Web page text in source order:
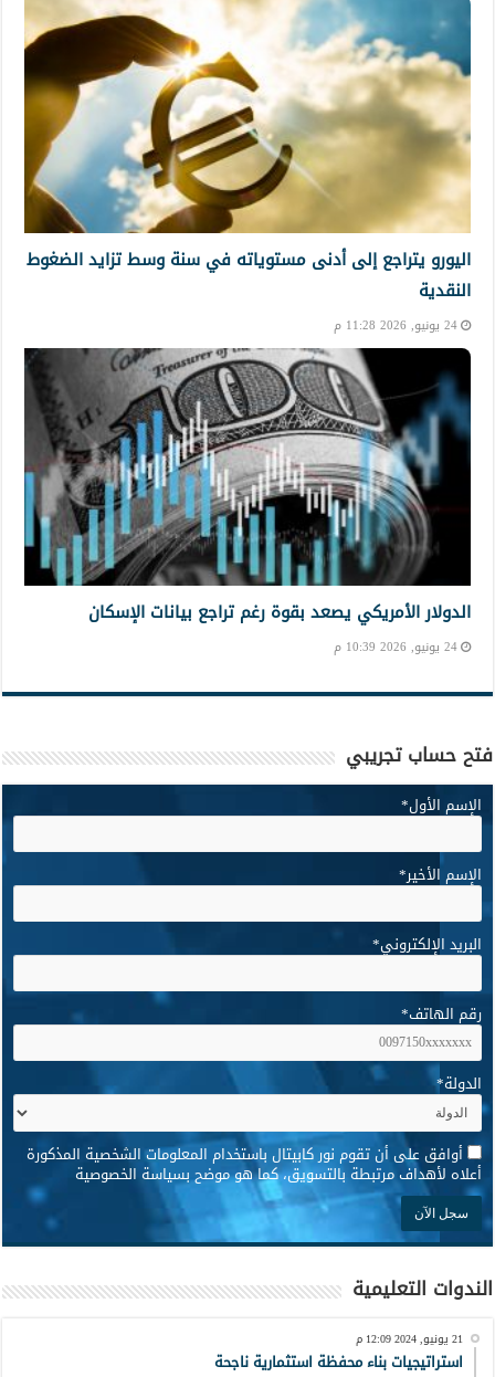
اليورو يتراجع إلى أدنى مستوياته في سنة وسط تزايد الضغوط
النقدية
24 يونيو, 2026 11:28 م
الدولار الأمريكي يصعد بقوة رغم تراجع بيانات الإسكان
24 يونيو, 2026 10:39 م
فتح حساب تجريبي
الإسم الأول*
الإسم الأخير*
البريد الإلكتروني*
رقم الهاتف*
الدولة*
* أوافق على أن تقوم نور كابيتال باستخدام المعلومات الشخصية المذكورة
أعلاه لأهداف مرتبطة بالتسويق، كما هو موضح بسياسة الخصوصية
الندوات التعليمية
21 يونيو, 2024 12:09 م
استراتيجيات بناء محفظة استثمارية ناجحة